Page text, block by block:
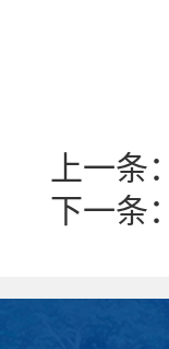
上一条
下一条